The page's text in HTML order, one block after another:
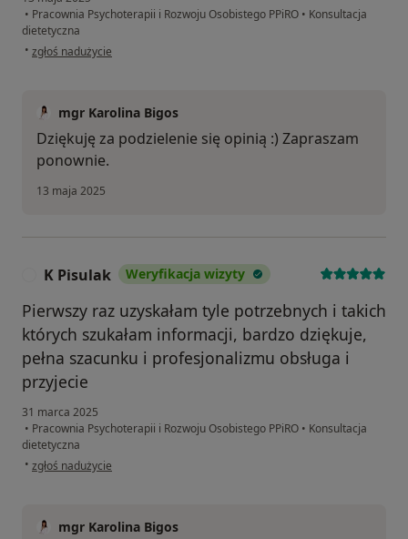
• Pracownia Psychoterapii i Rozwoju Osobistego PPiRO • Konsultacja
dietetyczna
• w opinii użytkownika Krzysztof
zgłoś nadużycie
mgr Karolina Bigos
Dziękuję za podzielenie się opinią :) Zapraszam
ponownie.
13 maja 2025
K Pisulak Weryfikacja wizyty
Pierwszy raz uzyskałam tyle potrzebnych i takich
których szukałam informacji, bardzo dziękuje,
pełna szacunku i profesjonalizmu obsługa i
przyjecie
31 marca 2025
• Pracownia Psychoterapii i Rozwoju Osobistego PPiRO • Konsultacja
dietetyczna
• w opinii użytkownika K Pisulak
zgłoś nadużycie
mgr Karolina Bigos